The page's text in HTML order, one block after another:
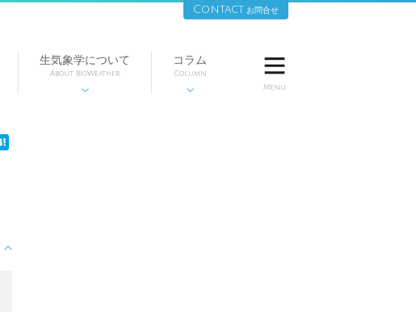
生気象学について
About BioWeather

コラム
Column


Menu
Contact お問合せ